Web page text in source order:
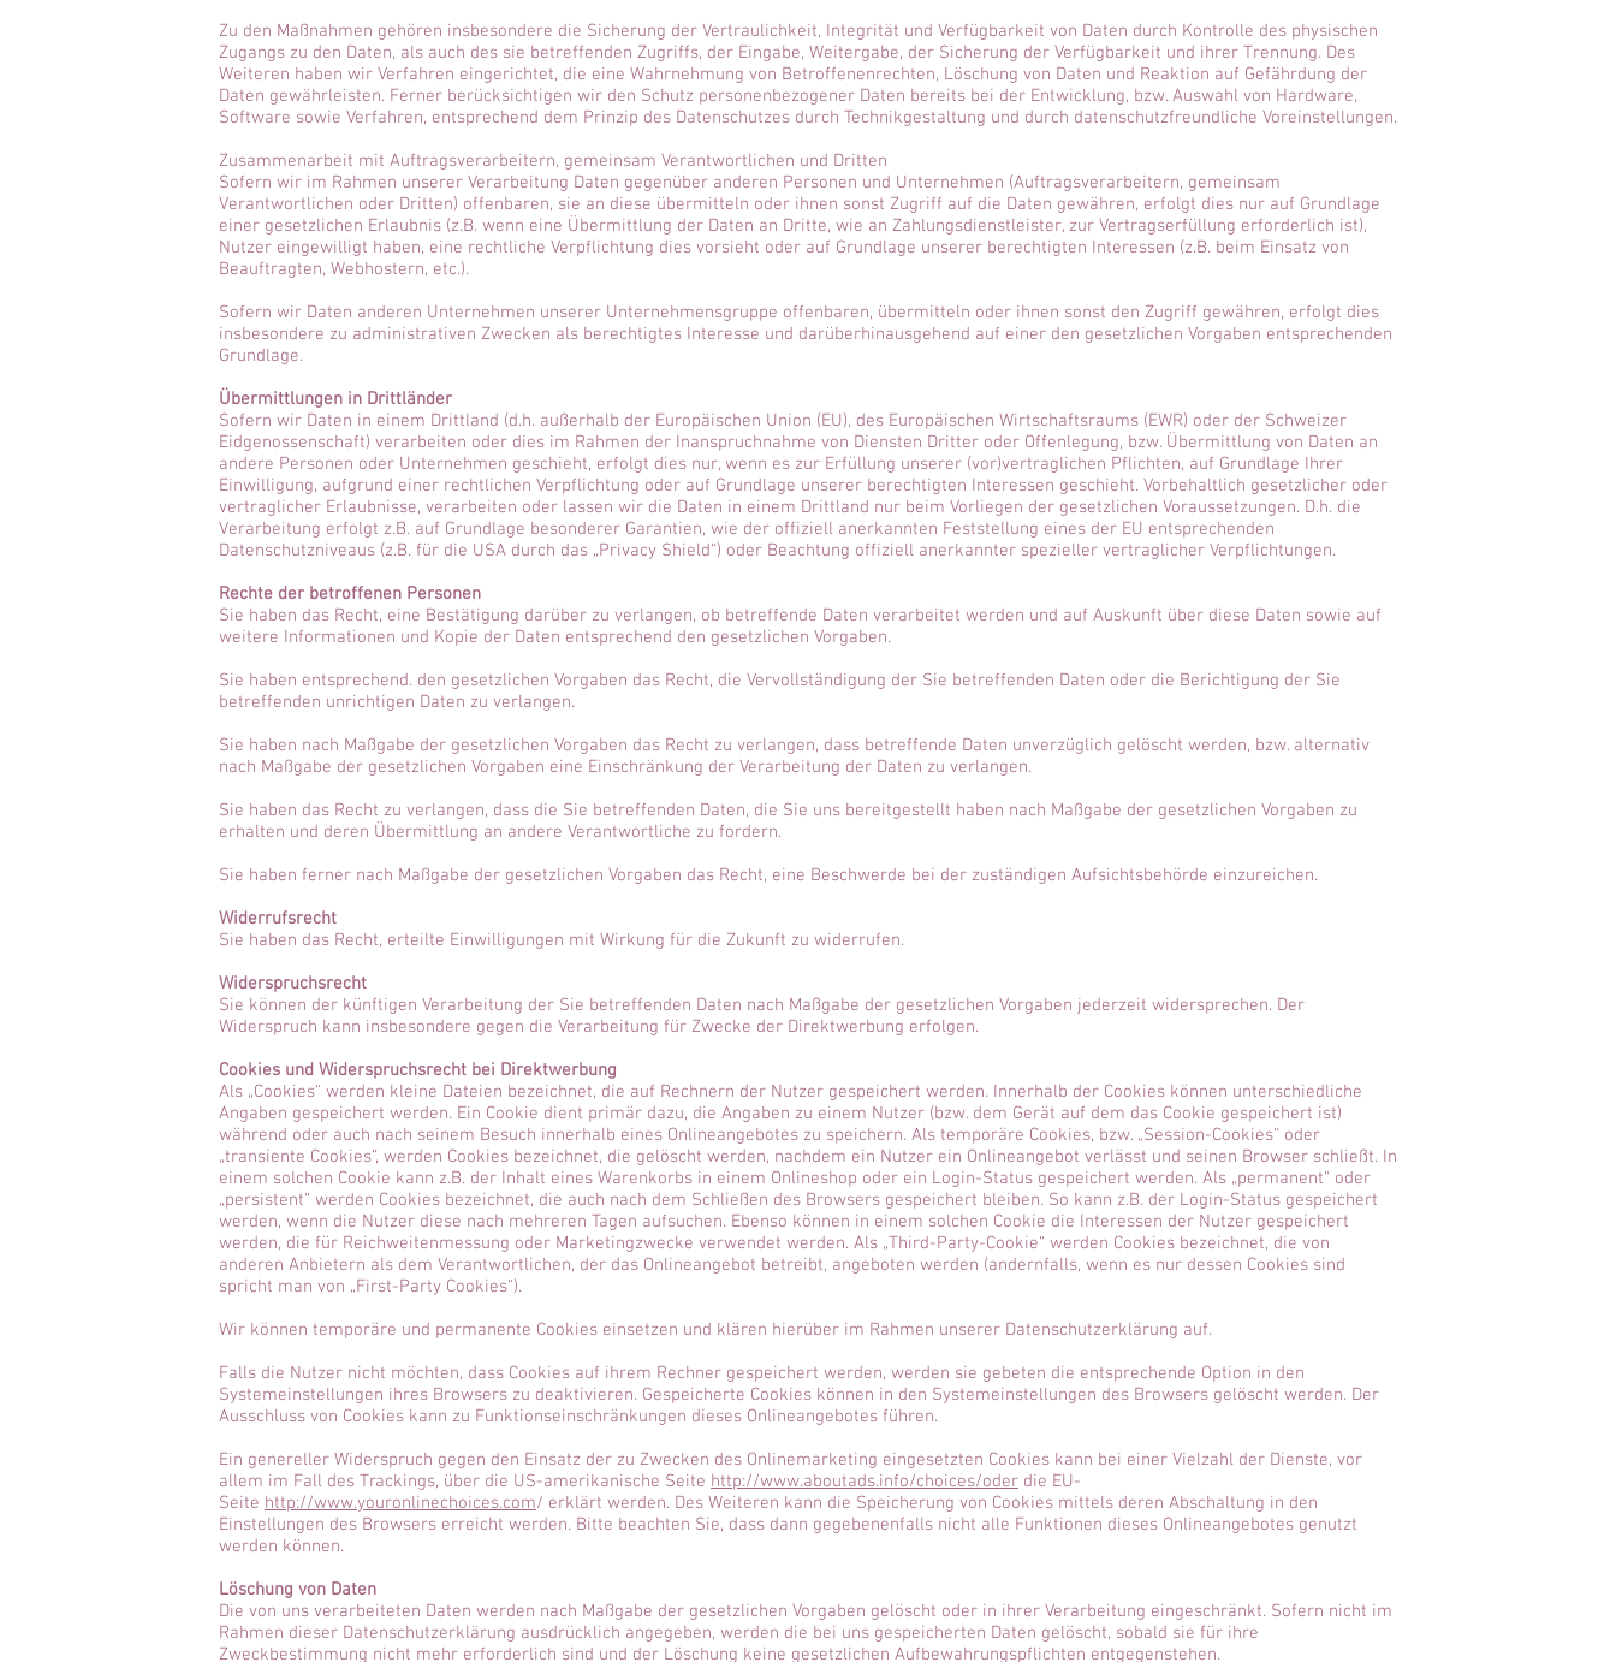
Zu den Maßnahmen gehören insbesondere die Sicherung der Vertraulichkeit, Integrität und Verfügbarkeit von Daten durch Kontrolle des physischen
Zugangs zu den Daten, als auch des sie betreffenden Zugriffs, der Eingabe, Weitergabe, der Sicherung der Verfügbarkeit und ihrer Trennung. Des
Weiteren haben wir Verfahren eingerichtet, die eine Wahrnehmung von Betroffenenrechten, Löschung von Daten und Reaktion auf Gefährdung der
Daten gewährleisten. Ferner berücksichtigen wir den Schutz personenbezogener Daten bereits bei der Entwicklung, bzw. Auswahl von Hardware,
Software sowie Verfahren, entsprechend dem Prinzip des Datenschutzes durch Technikgestaltung und durch datenschutzfreundliche Voreinstellungen.
Zusammenarbeit mit Auftragsverarbeitern, gemeinsam Verantwortlichen und Dritten
Sofern wir im Rahmen unserer Verarbeitung Daten gegenüber anderen Personen und Unternehmen (Auftragsverarbeitern, gemeinsam
Verantwortlichen oder Dritten) offenbaren, sie an diese übermitteln oder ihnen sonst Zugriff auf die Daten gewähren, erfolgt dies nur auf Grundlage
einer gesetzlichen Erlaubnis (z.B. wenn eine Übermittlung der Daten an Dritte, wie an Zahlungsdienstleister, zur Vertragserfüllung erforderlich ist),
Nutzer eingewilligt haben, eine rechtliche Verpflichtung dies vorsieht oder auf Grundlage unserer berechtigten Interessen (z.B. beim Einsatz von
Beauftragten, Webhostern, etc.).
Sofern wir Daten anderen Unternehmen unserer Unternehmensgruppe offenbaren, übermitteln oder ihnen sonst den Zugriff gewähren, erfolgt dies
insbesondere zu administrativen Zwecken als berechtigtes Interesse und darüberhinausgehend auf einer den gesetzlichen Vorgaben entsprechenden
Grundlage.
Übermittlungen in Drittländer
Sofern wir Daten in einem Drittland (d.h. außerhalb der Europäischen Union (EU), des Europäischen Wirtschaftsraums (EWR) oder der Schweizer
Eidgenossenschaft) verarbeiten oder dies im Rahmen der Inanspruchnahme von Diensten Dritter oder Offenlegung, bzw. Übermittlung von Daten an
andere Personen oder Unternehmen geschieht, erfolgt dies nur, wenn es zur Erfüllung unserer (vor)vertraglichen Pflichten, auf Grundlage Ihrer
Einwilligung, aufgrund einer rechtlichen Verpflichtung oder auf Grundlage unserer berechtigten Interessen geschieht. Vorbehaltlich gesetzlicher oder
vertraglicher Erlaubnisse, verarbeiten oder lassen wir die Daten in einem Drittland nur beim Vorliegen der gesetzlichen Voraussetzungen. D.h. die
Verarbeitung erfolgt z.B. auf Grundlage besonderer Garantien, wie der offiziell anerkannten Feststellung eines der EU entsprechenden
Datenschutzniveaus (z.B. für die USA durch das „Privacy Shield“) oder Beachtung offiziell anerkannter spezieller vertraglicher Verpflichtungen.
Rechte der betroffenen Personen
Sie haben das Recht, eine Bestätigung darüber zu verlangen, ob betreffende Daten verarbeitet werden und auf Auskunft über diese Daten sowie auf
weitere Informationen und Kopie der Daten entsprechend den gesetzlichen Vorgaben.
Sie haben entsprechend. den gesetzlichen Vorgaben das Recht, die Vervollständigung der Sie betreffenden Daten oder die Berichtigung der Sie
betreffenden unrichtigen Daten zu verlangen.
Sie haben nach Maßgabe der gesetzlichen Vorgaben das Recht zu verlangen, dass betreffende Daten unverzüglich gelöscht werden, bzw. alternativ
nach Maßgabe der gesetzlichen Vorgaben eine Einschränkung der Verarbeitung der Daten zu verlangen.
Sie haben das Recht zu verlangen, dass die Sie betreffenden Daten, die Sie uns bereitgestellt haben nach Maßgabe der gesetzlichen Vorgaben zu
erhalten und deren Übermittlung an andere Verantwortliche zu fordern.
Sie haben ferner nach Maßgabe der gesetzlichen Vorgaben das Recht, eine Beschwerde bei der zuständigen Aufsichtsbehörde einzureichen.
Widerrufsrecht
Sie haben das Recht, erteilte Einwilligungen mit Wirkung für die Zukunft zu widerrufen.
Widerspruchsrecht
Sie können der künftigen Verarbeitung der Sie betreffenden Daten nach Maßgabe der gesetzlichen Vorgaben jederzeit widersprechen. Der
Widerspruch kann insbesondere gegen die Verarbeitung für Zwecke der Direktwerbung erfolgen.
Cookies und Widerspruchsrecht bei Direktwerbung
Als „Cookies“ werden kleine Dateien bezeichnet, die auf Rechnern der Nutzer gespeichert werden. Innerhalb der Cookies können unterschiedliche
Angaben gespeichert werden. Ein Cookie dient primär dazu, die Angaben zu einem Nutzer (bzw. dem Gerät auf dem das Cookie gespeichert ist)
während oder auch nach seinem Besuch innerhalb eines Onlineangebotes zu speichern. Als temporäre Cookies, bzw. „Session-Cookies“ oder
„transiente Cookies“, werden Cookies bezeichnet, die gelöscht werden, nachdem ein Nutzer ein Onlineangebot verlässt und seinen Browser schließt. In
einem solchen Cookie kann z.B. der Inhalt eines Warenkorbs in einem Onlineshop oder ein Login-Status gespeichert werden. Als „permanent“ oder
„persistent“ werden Cookies bezeichnet, die auch nach dem Schließen des Browsers gespeichert bleiben. So kann z.B. der Login-Status gespeichert
werden, wenn die Nutzer diese nach mehreren Tagen aufsuchen. Ebenso können in einem solchen Cookie die Interessen der Nutzer gespeichert
werden, die für Reichweitenmessung oder Marketingzwecke verwendet werden. Als „Third-Party-Cookie“ werden Cookies bezeichnet, die von
anderen Anbietern als dem Verantwortlichen, der das Onlineangebot betreibt, angeboten werden (andernfalls, wenn es nur dessen Cookies sind
spricht man von „First-Party Cookies“).
Wir können temporäre und permanente Cookies einsetzen und klären hierüber im Rahmen unserer Datenschutzerklärung auf.
Falls die Nutzer nicht möchten, dass Cookies auf ihrem Rechner gespeichert werden, werden sie gebeten die entsprechende Option in den
Systemeinstellungen ihres Browsers zu deaktivieren. Gespeicherte Cookies können in den Systemeinstellungen des Browsers gelöscht werden. Der
Ausschluss von Cookies kann zu Funktionseinschränkungen dieses Onlineangebotes führen.
Ein genereller Widerspruch gegen den Einsatz der zu Zwecken des Onlinemarketing eingesetzten Cookies kann bei einer Vielzahl der Dienste, vor
allem im Fall des Trackings, über die US-amerikanische Seite http://www.aboutads.info/choices/oder die EU-
Seite http://www.youronlinechoices.com/ erklärt werden. Des Weiteren kann die Speicherung von Cookies mittels deren Abschaltung in den
Einstellungen des Browsers erreicht werden. Bitte beachten Sie, dass dann gegebenenfalls nicht alle Funktionen dieses Onlineangebotes genutzt
werden können.
Löschung von Daten
Die von uns verarbeiteten Daten werden nach Maßgabe der gesetzlichen Vorgaben gelöscht oder in ihrer Verarbeitung eingeschränkt. Sofern nicht im
Rahmen dieser Datenschutzerklärung ausdrücklich angegeben, werden die bei uns gespeicherten Daten gelöscht, sobald sie für ihre
Zweckbestimmung nicht mehr erforderlich sind und der Löschung keine gesetzlichen Aufbewahrungspflichten entgegenstehen.